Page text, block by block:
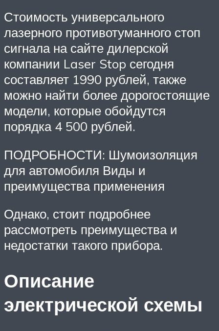
Стоимость универсального
лазерного противотуманного стоп
сигнала на сайте дилерской
компании Laser Stop сегодня
составляет 1990 рублей, также
можно найти более дорогостоящие
модели, которые обойдутся
порядка 4 500 рублей.
ПОДРОБНОСТИ: Шумоизоляция
для автомобиля Виды и
преимущества применения
Однако, стоит подробнее
рассмотреть преимущества и
недостатки такого прибора.
Описание
электрической схемы